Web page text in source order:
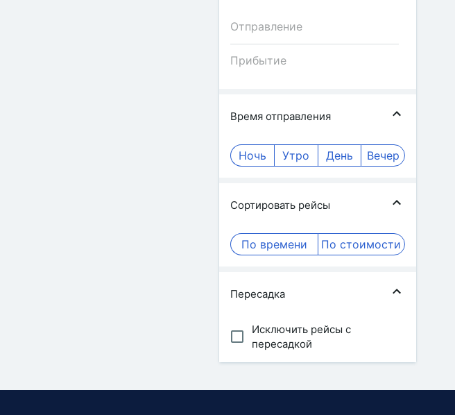
Время отправления
Ночь Утро День Вечер
Сортировать рейсы
По времени По стоимости
Пересадка
Исключить рейсы с
пересадкой